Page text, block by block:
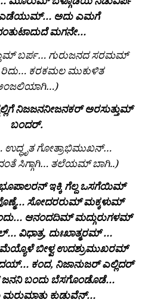
ಎಡೆಯುಮ್… ಅದು ಎಮಗೆ
ಮಗನೇ…
ಬರ್ಪ… ಗುರುಜನದ ಸರಮಮ್
ಕರಕಮಲ ಮುಕುಳಿತ
ನಿಜಜನನೀಜನಕರ್ ಅರಸುತ್ತುಮ್
ಬಂದರ್.
ಗೋತ್ರಾಭಿಮುಖನ್…
ಸಿಗ್ಗಾಗಿ… ತಲೆಯಮ್ ಬಾಗಿ..)
ಇಕ್ಕಿ ಗೆಲ್ದ ಒಸಗೆಯಿಮ್
ಸೋದರರುಮ್ ಮಕ್ಕಳುಮ್
ಆನಂದದಿಮ್ಮದ್ಗುರುಗಳಮ್
ವಿಧಾತ್ರ, ದುಃಖಾತ್ಮರಮ್…
ಬೀಳ್ವ ಉದಶ್ರುಮುಖರಮ್
ಕಂದ, ನಿಜಾನುಜರ್ ಎಲ್ಲಿದರ್
ಬಂದುಬೆಸಗೊಂಡೊಡೆ…
ಮರುಮಾತು ಕುಡುವೆನ್…